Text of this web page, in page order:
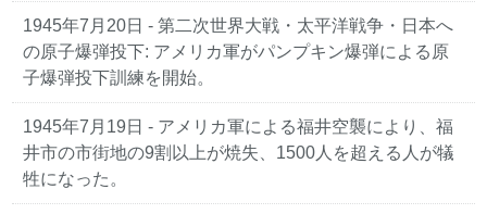
1945年7月20日 - 第二次世界大戦・太平洋戦争・日本へ
の原子爆弾投下: アメリカ軍がパンプキン爆弾による原
子爆弾投下訓練を開始。
1945年7月19日 - アメリカ軍による福井空襲により、福
井市の市街地の9割以上が焼失、1500人を超える人が犠
牲になった。